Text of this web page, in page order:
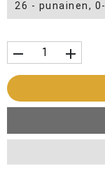
26 - punainen,
remove add